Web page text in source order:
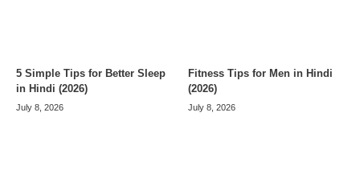
5 Simple Tips for Better Sleep
in Hindi (2026)
July 8, 2026
Fitness Tips for Men in Hindi
(2026)
July 8, 2026